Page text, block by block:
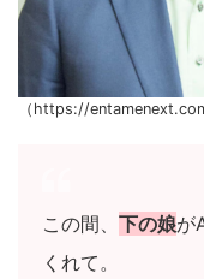
（https://
この間、 下の娘が
くれて。